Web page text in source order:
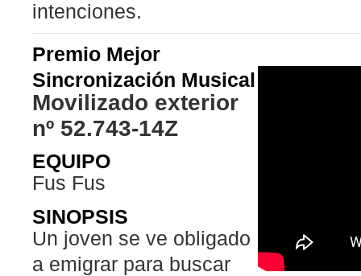
intenciones.
Premio Mejor
Sincronización Musical
Movilizado exterior
nº 52.743-14Z
EQUIPO
Fus Fus
SINOPSIS
Un joven se ve obligado
a emigrar para buscar